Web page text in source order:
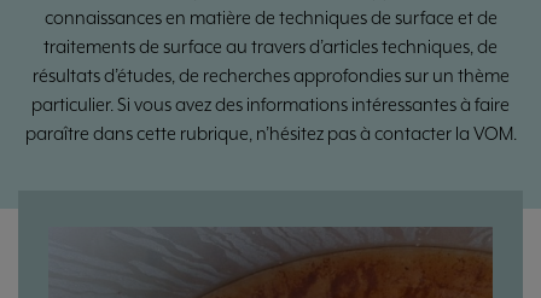
connaissances en matière de techniques de surface et de
traitements de surface au travers d’articles techniques, de
résultats d’études, de recherches approfondies sur un thème
particulier. Si vous avez des informations intéressantes à faire
paraître dans cette rubrique, n’hésitez pas à contacter la VOM.